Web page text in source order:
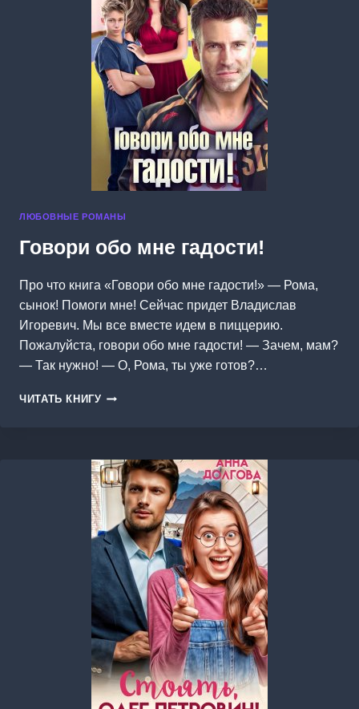
ЛЮБОВНЫЕ РОМАНЫ
Говори обо мне гадости!
Про что книга «Говори обо мне гадости!» — Рома,
сынок! Помоги мне! Сейчас придет Владислав
Игоревич. Мы все вместе идем в пиццерию.
Пожалуйста, говори обо мне гадости! — Зачем, мам?
— Так нужно! — О, Рома, ты уже готов?…
ЧИТАТЬ КНИГУ ГОВОРИ